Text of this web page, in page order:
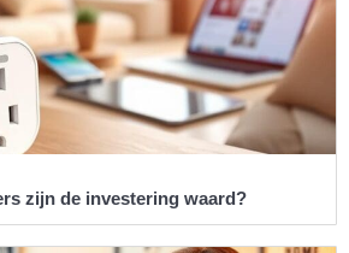
zijn de investering waard?